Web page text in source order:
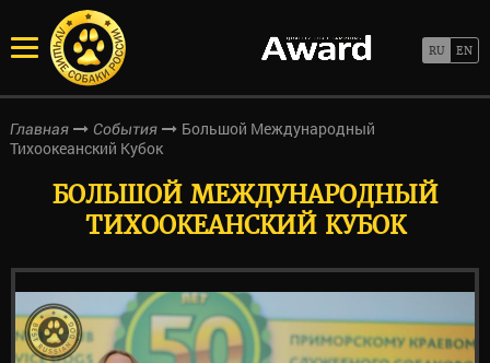
Главная События
Большой Международный
Тихоокеанский Кубок
БОЛЬШОЙ МЕЖДУНАРОДНЫЙ
ТИХООКЕАНСКИЙ КУБОК